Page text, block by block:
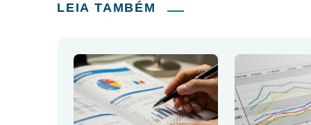
LEIA TAMBÉM